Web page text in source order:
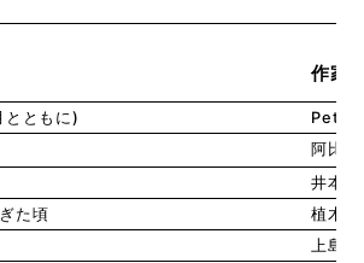
作家
とともに)
Peter
阿比
井本
た頃
植木
上島